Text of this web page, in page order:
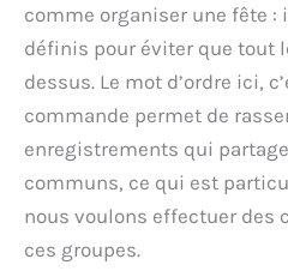
comme organiser une fête :
définis pour éviter que tout
dessus. Le mot d’ordre ici,
commande permet de
enregistrements qui
communs, ce qui est
nous voulons effectuer
ces groupes.